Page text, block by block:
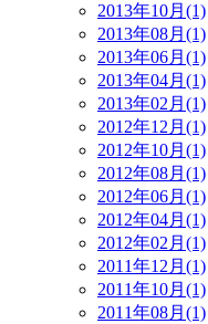
2013年10月(1)
2013年08月(1)
2013年06月(1)
2013年04月(1)
2013年02月(1)
2012年12月(1)
2012年10月(1)
2012年08月(1)
2012年06月(1)
2012年04月(1)
2012年02月(1)
2011年12月(1)
2011年10月(1)
2011年08月(1)